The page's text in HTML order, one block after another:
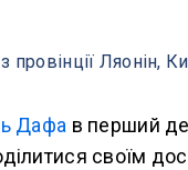
Ляонін,
Дафа в перший
своїм